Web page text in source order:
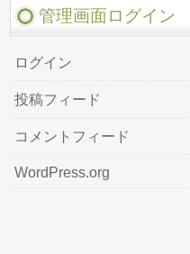
管理画面ログイン
ログイン
投稿フィード
コメントフィード
WordPress.org